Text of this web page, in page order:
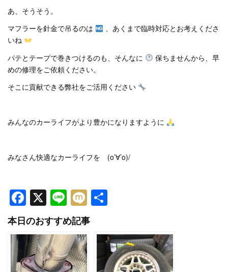
あ、そうそう。
マフラーを針金で吊るのは
、あくまで臨時対応とお考えくださ
いね
パテとテープで巻きつけるのも、そんなに
保ちませんから、早
めの修理をご依頼ください。
そこに貢献できる弊社をご活用ください
みんなのカーライフがより豊かになりますように
みなさん快適なカーライフを (o’∀’o)/
Facebook
X LineMixi
本日のおすすめ記事